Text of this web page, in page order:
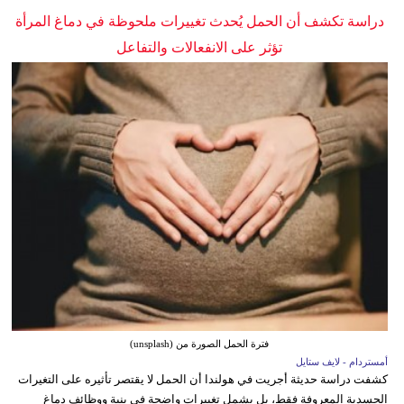
دراسة تكشف أن الحمل يُحدث تغييرات ملحوظة في دماغ المرأة
تؤثر على الانفعالات والتفاعل
فترة الحمل الصورة من (unsplash)
أمستردام - لايف ستايل
كشفت دراسة حديثة أجريت في هولندا أن الحمل لا يقتصر تأثيره على التغيرات
الجسدية المعروفة فقط، بل يشمل تغييرات واضحة في بنية ووظائف دماغ